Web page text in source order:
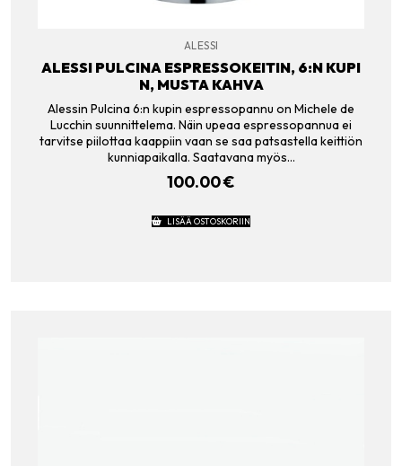
ALESSI
ALESSI PULCINA ESPRESSOKEITIN, 6:N KUPI
N, MUSTA KAHVA
Alessin Pulcina 6:n kupin espressopannu on Michele de
Lucchin suunnittelema. Näin upeaa espressopannua ei
tarvitse piilottaa kaappiin vaan se saa patsastella keittiön
kunniapaikalla. Saatavana myös…
100.00€
LISÄÄ OSTOSKORIIN